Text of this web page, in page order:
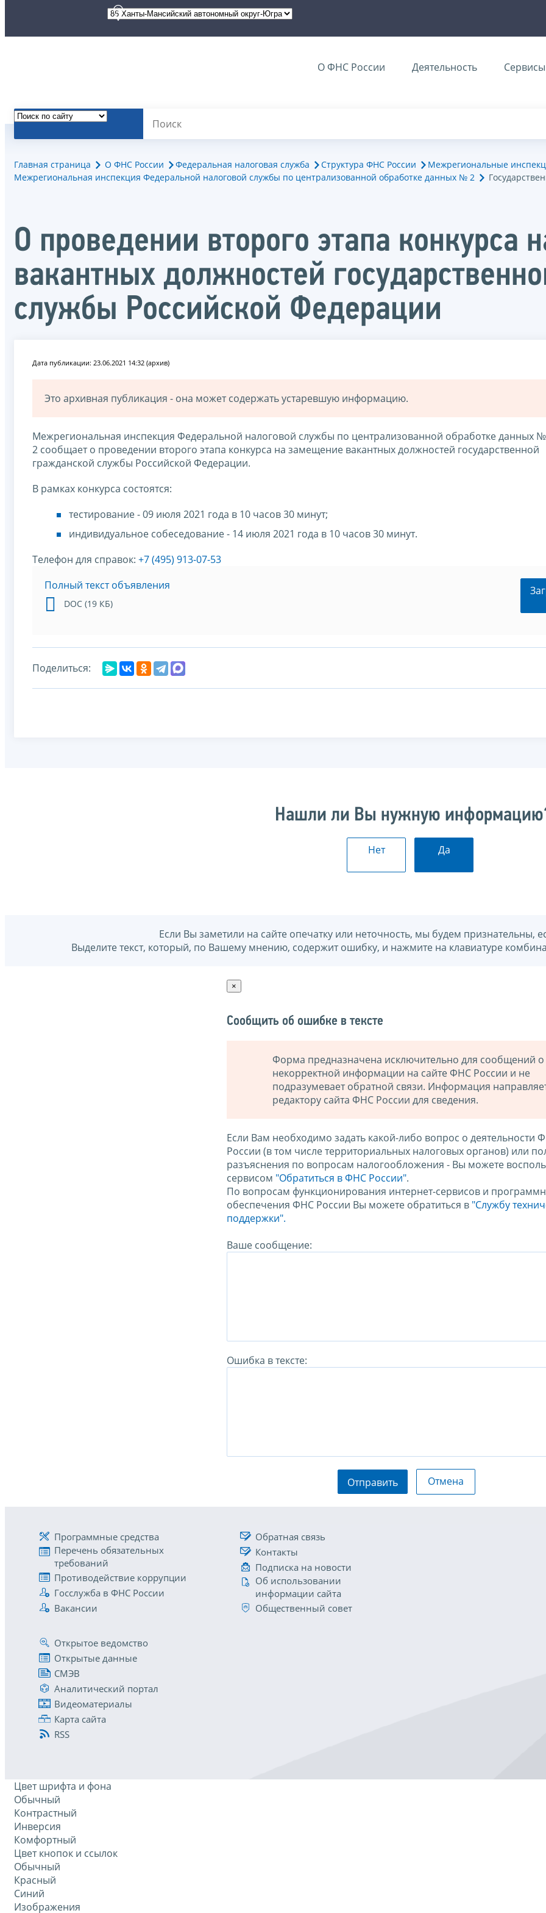
О ФНС России Деятельность Сервисы
Главная страница О ФНС России Федеральная налоговая служба Структура ФНС России
Межрегиональные
Межрегиональная инспекция Федеральной налоговой службы по централизованной обработке данных № 2
О проведении второго этапа конкурса
вакантных должностей
службы Российской Федерации
Дата публикации: 23.06.2021 14:32 (архив)
Это архивная публикация - она может содержать устаревшую информацию.
Межрегиональная инспекция Федеральной налоговой службы по централизованной обработке данных №
2 сообщает о проведении второго этапа конкурса на замещение вакантных должностей государственной
гражданской службы Российской Федерации.
В рамках конкурса состоятся:
тестирование - 09 июля 2021 года в 10 часов 30 минут;
индивидуальное собеседование - 14 июля 2021 года в 10 часов 30 минут.
Телефон для справок: +7 (495) 913-07-53
Полный текст объявления
DOC (19 КБ)
Поделиться:
Нашли ли Вы нужную
Нет Да
Если Вы заметили на сайте опечатку или неточность, мы будем признательны,
Выделите текст, который, по Вашему мнению, содержит ошибку, и нажмите на клавиатуре
×
Сообщить об ошибке в тексте
Форма предназначена исключительно для сообщений о
некорректной информации на сайте ФНС России и не
подразумевает обратной связи. Информация
редактору сайта ФНС России для сведения.
Если Вам необходимо задать какой-либо вопрос о деятельности
России (в том числе территориальных налоговых органов) или
разъяснения по вопросам налогообложения - Вы можете
сервисом "Обратиться в ФНС России".
По вопросам функционирования интернет-сервисов и
обеспечения ФНС России Вы можете обратиться в "Службу
поддержки".
Ваше сообщение:
Ошибка в тексте:
Отправить Отмена
Программные средства
Перечень обязательных
требований
Противодействие коррупции
Госслужба в ФНС России
Вакансии
Обратная связь
Контакты
Подписка на новости
Об использовании
информации сайта
Общественный совет
Открытое ведомство
Открытые данные
СМЭВ
Аналитический портал
Видеоматериалы
Карта сайта
RSS
Цвет шрифта и фона
Обычный
Контрастный
Инверсия
Комфортный
Цвет кнопок и ссылок
Обычный
Красный
Синий
Изображения